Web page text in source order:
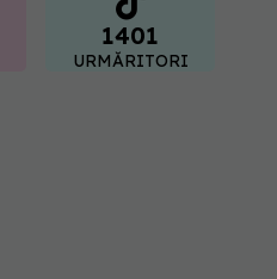
1401
URMĂRITORI